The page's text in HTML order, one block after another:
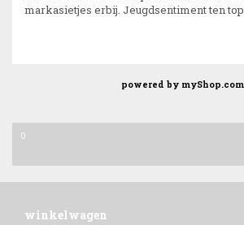
markasietjes erbij. Jeugdsentiment ten
powered by myShop.com
0
winkelwagen